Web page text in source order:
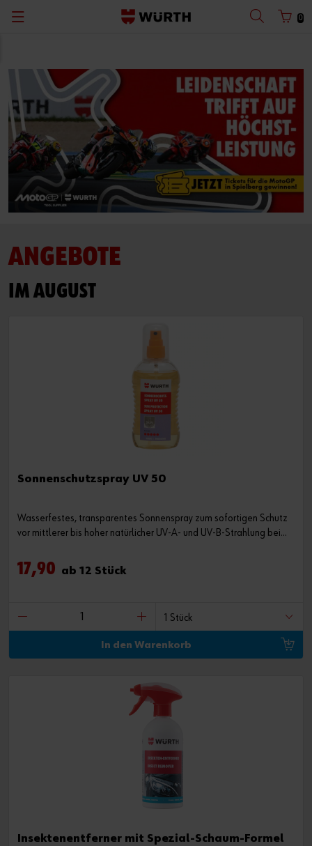
0
ANGEBOTE
IM AUGUST
Sonnenschutzspray UV 50
Wasserfestes, transparentes Sonnenspray zum sofortigen Schutz
vor mittlerer bis hoher natürlicher UV-A- und UV-B-Strahlung bei
17,90 ab 12 Stück
In den Warenkorb
Insektenentferner mit Spezial-Schaum-Formel